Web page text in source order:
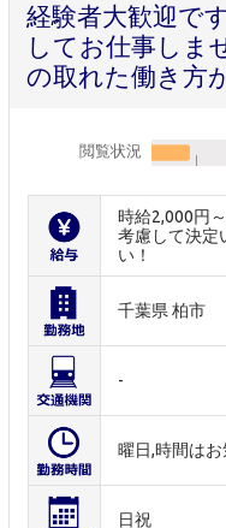
経験者大歓迎で
してお仕事しま
の取れた働き方
閲覧状況
時給2,000円
考慮して決定
い！
千葉県 柏市
-
曜日,時間は
日祝